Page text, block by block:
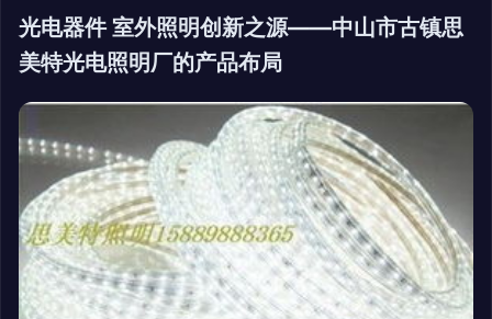
光电器件 室外照明创新之源——中山市古镇思
美特光电照明厂的产品布局